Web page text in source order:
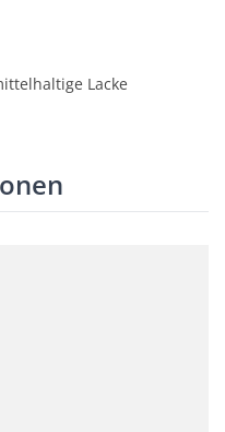
Lacke